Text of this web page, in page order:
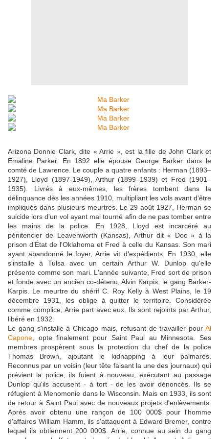
Arizona Donnie Clark, dite « Arrie », est la fille de John Clark et
Emaline Parker. En 1892 elle épouse George Barker dans le
comté de Lawrence. Le couple a quatre enfants : Herman (1893–
1927), Lloyd (1897-1949), Arthur (1899–1939) et Fred (1901–
1935). Livrés à eux-mêmes, les frères tombent dans la
délinquance dès les années 1910, multipliant les vols avant d'être
impliqués dans plusieurs meurtres. Le 29 août 1927, Herman se
suicide lors d'un vol ayant mal tourné afin de ne pas tomber entre
les mains de la police. En 1928, Lloyd est incarcéré au
pénitencier de Leavenworth (Kansas), Arthur dit « Doc » à la
prison d’État de l'Oklahoma et Fred à celle du Kansas. Son mari
ayant abandonné le foyer, Arrie vit d'expédients. En 1930, elle
s'installe à Tulsa avec un certain Arthur W. Dunlop qu'elle
présente comme son mari. L'année suivante, Fred sort de prison
et fonde avec un ancien co-détenu, Alvin Karpis, le gang Barker-
Karpis. Le meurtre du shérif C. Roy Kelly à West Plains, le 19
décembre 1931, les oblige à quitter le territoire. Considérée
comme complice, Arrie part avec eux. Ils sont rejoints par Arthur,
libéré en 1932.
Le gang s'installe à Chicago mais, refusant de travailler pour Al
Capone , opte finalement pour Saint Paul au Minnesota. Ses
membres prospèrent sous la protection du chef de la police
Thomas Brown, ajoutant le kidnapping à leur palmarès.
Reconnus par un voisin (leur tête faisant la une des journaux) qui
prévient la police, ils fuient à nouveau, exécutant au passage
Dunlop qu'ils accusent - à tort - de les avoir dénoncés. Ils se
réfugient à Menomonie dans le Wisconsin. Mais en 1933, ils sont
de retour à Saint Paul avec de nouveaux projets d'enlèvements.
Après avoir obtenu une rançon de 100 000$ pour l'homme
d'affaires William Hamm, ils s'attaquent à Edward Bremer, contre
lequel ils obtiennent 200 000$. Arrie, connue au sein du gang